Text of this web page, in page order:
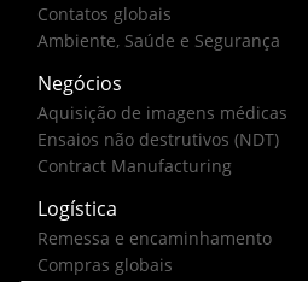
Contatos globais
Ambiente, Saúde e Segurança
Negócios
Aquisição de imagens médicas
Ensaios não destrutivos (NDT)
Contract Manufacturing
Logística
Remessa e encaminhamento
Compras globais